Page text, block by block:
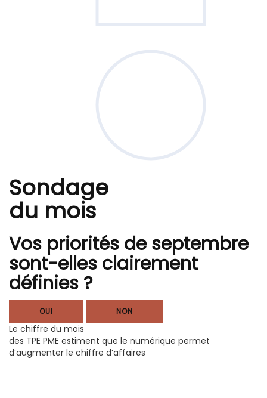
Sondage
du mois
Vos priorités de septembre
sont-elles clairement
définies ?
OUI NON
Le chiffre du mois
des TPE PME estiment que le numérique permet
d’augmenter le chiffre d’affaires